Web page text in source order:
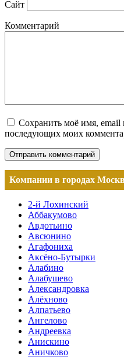
Сайт
Комментарий
Сохранить моё имя, email
последующих моих
Компании в городах
2-й Лохинский
Аббакумово
Авдотьино
Авсюнино
Агафониха
Аксёно-Бутырки
Алабино
Алабушево
Александровка
Алёхново
Алпатьево
Ангелово
Андреевка
Анискино
Аничково